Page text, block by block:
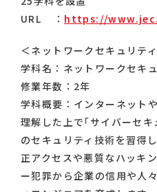
URL ： https://
＜ネットワークセキュリテ
学科名：ネットワークセキ
修業年数：2年
学科概要：インターネット
理解した上で｢サイバーセ
のセキュリティ技術を習得
正アクセスや悪質なハッキ
ー犯罪から企業の信用や人